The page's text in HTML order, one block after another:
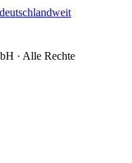
· Alle Rechte